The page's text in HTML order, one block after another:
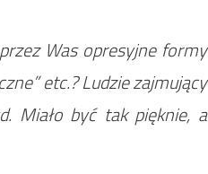
Was opresyjne formy
etc.? Ludzie zajmujący
Miało być tak pięknie, a